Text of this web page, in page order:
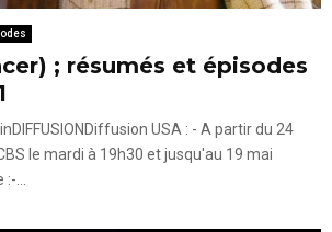
; résumés et épisodes
USA : - A partir du 24
le mardi à 19h30 et jusqu'au 19 mai
...